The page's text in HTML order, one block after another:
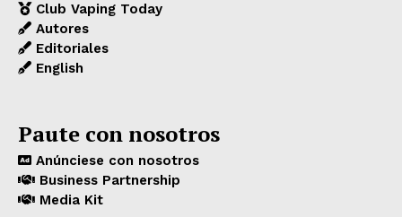
Club Vaping Today
Autores
Editoriales
English
Paute con nosotros
Anúnciese con nosotros
Business Partnership
Media Kit